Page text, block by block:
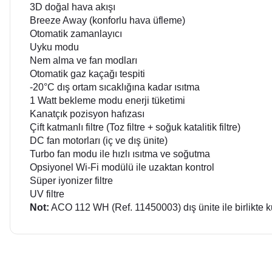
3D doğal hava akışı
Breeze Away (konforlu hava üfleme)
Otomatik zamanlayıcı
Uyku modu
Nem alma ve fan modları
Otomatik gaz kaçağı tespiti
-20°C dış ortam sıcaklığına kadar ısıtma
1 Watt bekleme modu enerji tüketimi
Kanatçık pozisyon hafızası
Çift katmanlı filtre (Toz filtre + soğuk katalitik filtre)
DC fan motorları (iç ve dış ünite)
Turbo fan modu ile hızlı ısıtma ve soğutma
Opsiyonel Wi-Fi modülü ile uzaktan kontrol
Süper iyonizer filtre
UV filtre
Not: ACO 112 WH (Ref. 11450003) dış ünite ile birlikte